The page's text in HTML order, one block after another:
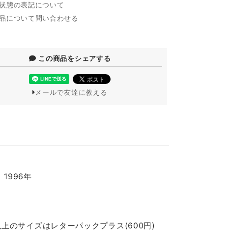
態の表記について
について問い合わせる
この商品をシェアする
メールで友達に教える
1996年
のサイズはレターパックプラス(600円)